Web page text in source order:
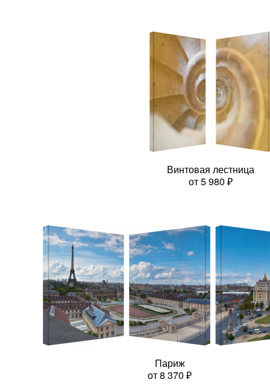
Винтовая лестница
от5 980 ₽
Париж
от8 370 ₽